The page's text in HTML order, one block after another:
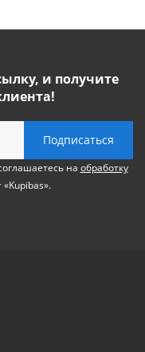
и получите
на обработку
«Kupibas».